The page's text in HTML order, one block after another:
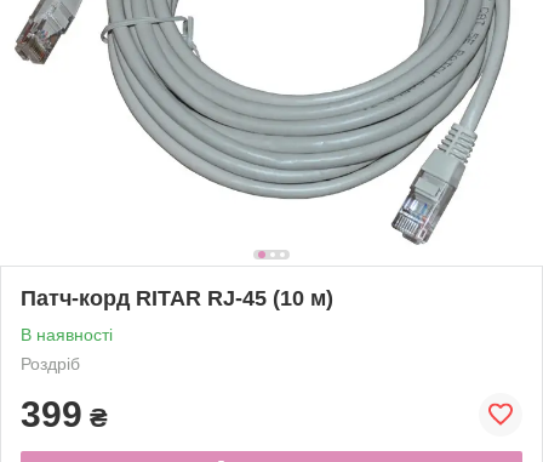
Патч-корд RITAR RJ-45 (10 м)
В наявності
Роздріб
399 ₴